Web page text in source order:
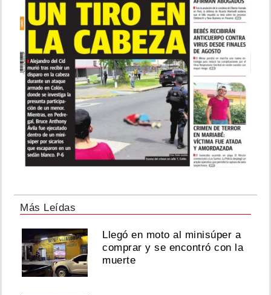
Más Leídas
Llegó en moto al minisúper a
comprar y se encontró con la
muerte